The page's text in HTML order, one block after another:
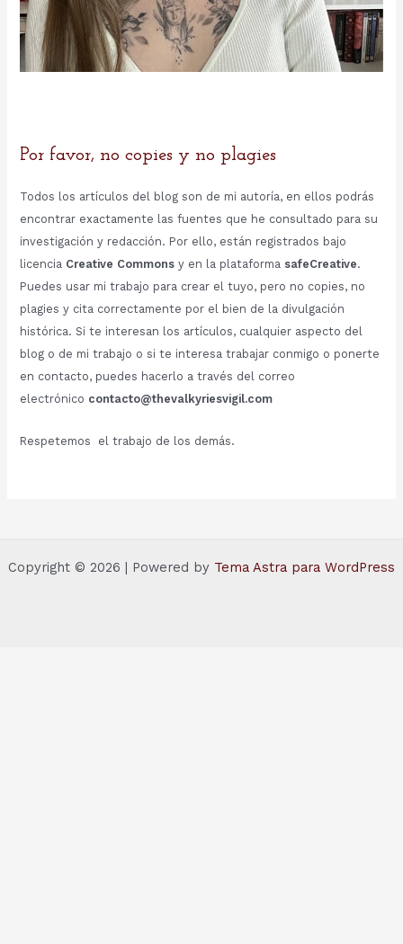
Por favor, no copies y no plagies
Todos los artículos del blog son de mi autoría, en ellos podrás
encontrar exactamente las fuentes que he consultado para su
investigación y redacción. Por ello, están registrados bajo
licencia Creative Commonsy en la plataforma safeCreative.
Puedes usar mi trabajo para crear el tuyo, pero no copies, no
plagies y cita correctamente por el bien de la divulgación
histórica. Si te interesan los artículos, cualquier aspecto del
blog o de mi trabajo o si te interesa trabajar conmigo o ponerte
en contacto, puedes hacerlo a través del correo
electrónico contacto@thevalkyriesvigil.com
Respetemos el trabajo de los demás.
Copyright © 2026 | Powered by Tema Astra para WordPress